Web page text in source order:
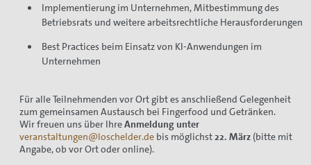
Implementierung im Unternehmen, Mitbestimmung des
Betriebsrats und weitere arbeitsrechtliche Herausforderungen
Best Practices beim Einsatz von KI-Anwendungen im
Unternehmen
Für alle Teilnehmenden vor Ort gibt es anschließend Gelegenheit
zum gemeinsamen Austausch bei Fingerfood und Getränken.
Wir freuen uns über IhreAnmeldung unter
veranstaltungen@loschelder.de bis möglichst22. März (bitte mit
Angabe, ob vor Ort oder online).